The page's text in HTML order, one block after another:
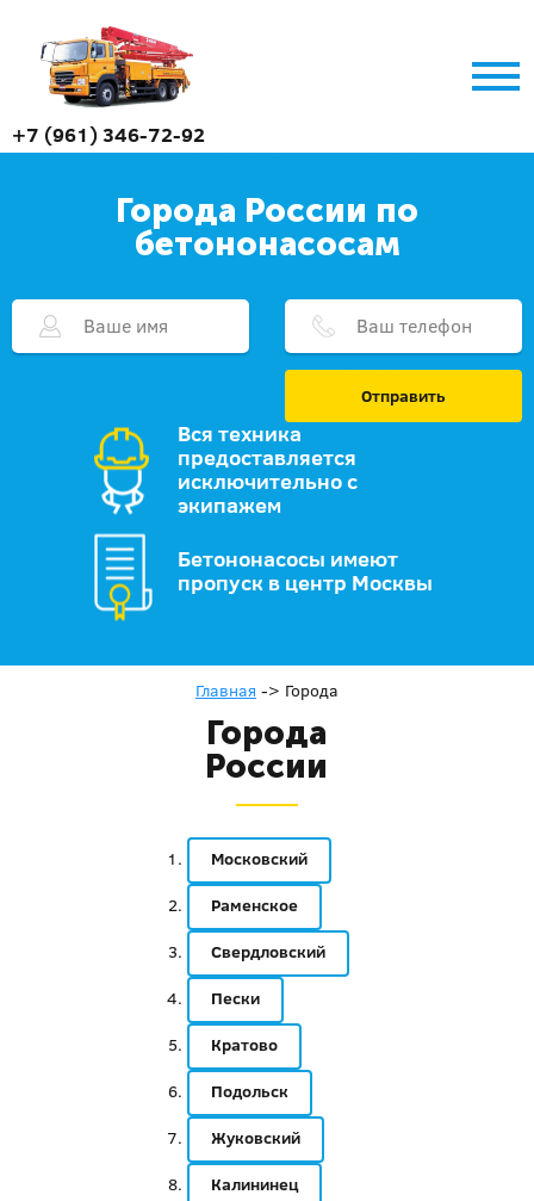
+7 (961) 346-72-92
Города России по
бетононасосам
Отправить
Вся техника
предоставляется
исключительно с
экипажем
Бетононасосы имеют
пропуск в центр Москвы
Главная -> Города
Города
России
Московский
Раменское
Свердловский
Пески
Кратово
Подольск
Жуковский
Калининец